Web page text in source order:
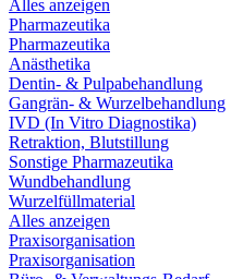
Alles anzeigen
Pharmazeutika
Pharmazeutika
Anästhetika
Dentin- & Pulpabehandlung
Gangrän- & Wurzelbehandlung
IVD (In Vitro Diagnostika)
Retraktion, Blutstillung
Sonstige Pharmazeutika
Wundbehandlung
Wurzelfüllmaterial
Alles anzeigen
Praxisorganisation
Praxisorganisation